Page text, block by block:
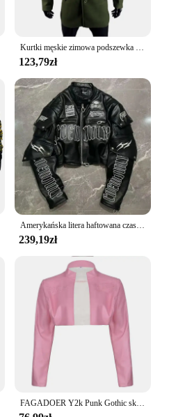
Kurtki męskie zimowa podszewka odzież męska ciepłe męskie fałszywe dwuczęściowe płaszcze wiatrówka odzież wierzchnia Streetwear kurtka rozmiar ue
123,79zł
Amerykańska litera haftowana czaszka styl motocyklowy PU skórzana kurtka wersja koreańska 2024 główna moda uliczna krótka kurtka damska
239,19zł
FAGADOER Y2k Punk Gothic skórzana kurtka damska przycięta klapa wyszywane litery Moto kurtki płaszcz krótka damska odzież uliczna nowość